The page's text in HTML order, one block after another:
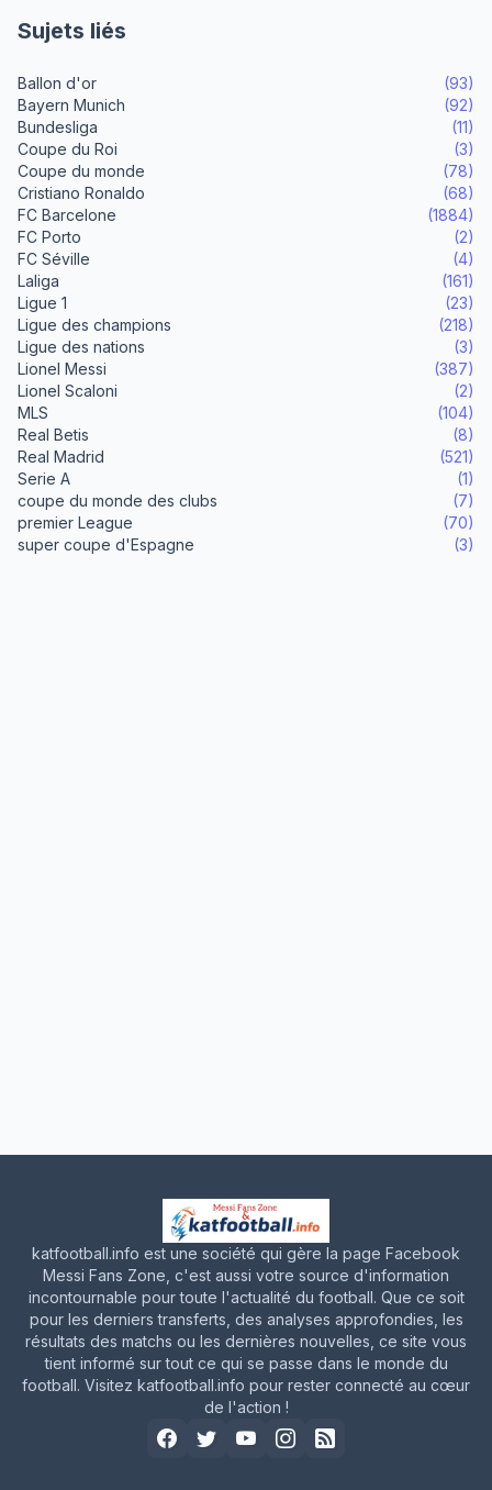
Sujets liés
Ballon d'or
(93)
Bayern Munich
(92)
Bundesliga
(11)
Coupe du Roi
(3)
Coupe du monde
(78)
Cristiano Ronaldo
(68)
FC Barcelone
(1884)
FC Porto
(2)
FC Séville
(4)
Laliga
(161)
Ligue 1
(23)
Ligue des champions
(218)
Ligue des nations
(3)
Lionel Messi
(387)
Lionel Scaloni
(2)
MLS
(104)
Real Betis
(8)
Real Madrid
(521)
Serie A
(1)
coupe du monde des clubs
(7)
premier League
(70)
super coupe d'Espagne
(3)
katfootball.info est une société qui gère la page Facebook
Messi Fans Zone, c'est aussi votre source d'information
incontournable pour toute l'actualité du football. Que ce soit
pour les derniers transferts, des analyses approfondies, les
résultats des matchs ou les dernières nouvelles, ce site vous
tient informé sur tout ce qui se passe dans le monde du
football. Visitez katfootball.info pour rester connecté au cœur
de l'action !